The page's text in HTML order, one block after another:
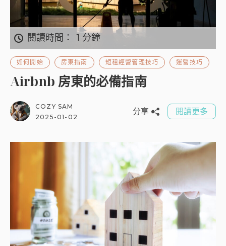
閱讀時間： 1 分鐘
如何開始 房東指南 短租經營管理技巧 運營技巧
Airbnb 房東的必備指南
COZY SAM
2025-01-02
分享 閱讀更多